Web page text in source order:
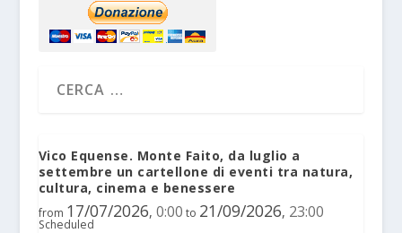
Vico Equense. Monte Faito, da luglio a
settembre un cartellone di eventi tra natura,
cultura, cinema e benessere
from 17/07/2026, 0:00 to 21/09/2026, 23:00
Scheduled